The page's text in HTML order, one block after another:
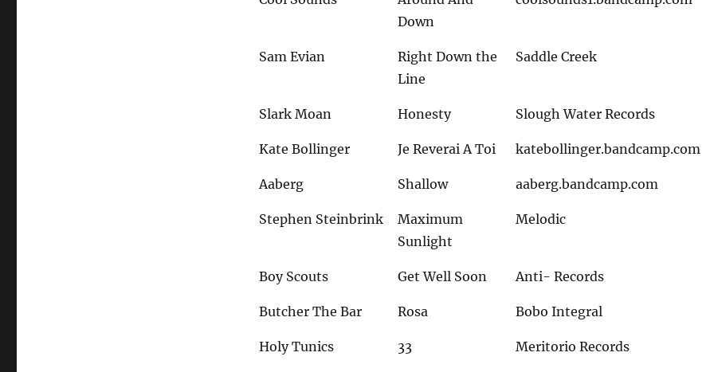
Down
Sam Evian
Right Down the
Line
Saddle Creek
Slark Moan Honesty Slough Water Records
Kate Bollinger Je Reverai A Toi katebollinger.bandcamp.com
Aaberg Shallow aaberg.bandcamp.com
Stephen Steinbrink
Maximum
Sunlight
Melodic
Boy Scouts Get Well Soon Anti- Records
Butcher The Bar Rosa Bobo Integral
Holy Tunics 33 Meritorio Records